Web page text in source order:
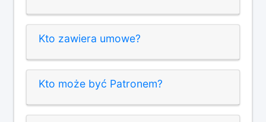
Kto zawiera umowe?
Kto może być Patronem?